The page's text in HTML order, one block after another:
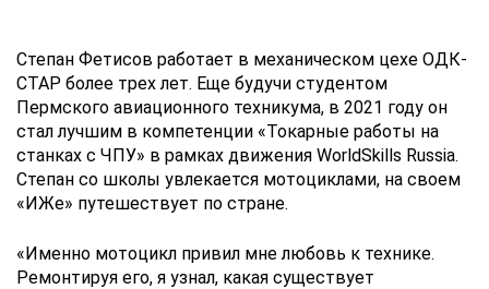
Степан Фетисов работает в механическом цехе ОДК-
СТАР более трех лет. Еще будучи студентом
Пермского авиационного техникума, в 2021 году он
стал лучшим в компетенции «Токарные работы на
станках с ЧПУ» в рамках движения WorldSkills Russia.
Степан со школы увлекается мотоциклами, на своем
«ИЖе» путешествует по стране.
«Именно мотоцикл привил мне любовь к технике.
Ремонтируя его, я узнал, какая существует